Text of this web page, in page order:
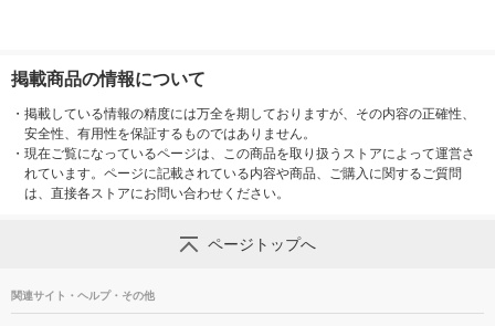
掲載商品の情報について
・ 掲載している情報の精度には万全を期しておりますが、その内容の正確性、
安全性、有用性を保証するものではありません。
・ 現在ご覧になっているページは、この商品を取り扱うストアによって運営さ
れています。ページに記載されている内容や商品、ご購入に関するご質問
は、直接各ストアにお問い合わせください。
ページトップへ
関連サイト・ヘルプ・その他